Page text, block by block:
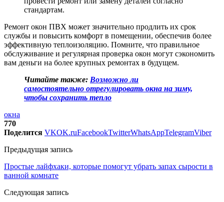
стандартам.
Ремонт окон ПВХ может значительно продлить их срок
службы и повысить комфорт в помещении, обеспечив более
эффективную теплоизоляцию. Помните, что правильное
обслуживание и регулярная проверка окон могут сэкономить
вам деньги на более крупных ремонтах в будущем.
Читайте также: Возможно ли
самостоятельно отрегулировать окна на зиму,
чтобы сохранить тепло
окна
770
Поделится VKOK.ruFacebookTwitterWhatsAppTelegramViber
Предыдущая запись
Простые лайфхаки, которые помогут убрать запах сырости в
ванной комнате
Следующая запись